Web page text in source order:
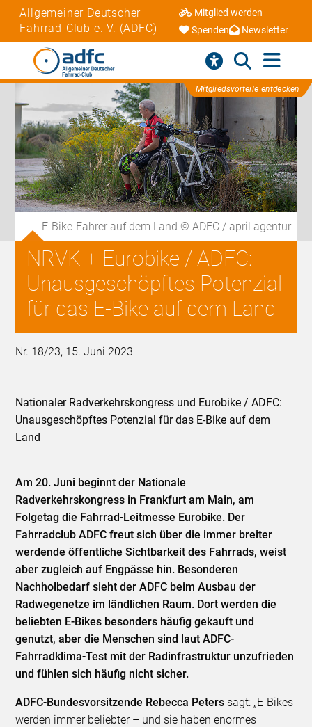
Allgemeiner Deutscher
Fahrrad-Club e. V. (ADFC)
Mitglied werden
Spenden
Newsletter
Mitgliedsvorteile entdecken
E-Bike-Fahrer auf dem Land © ADFC / april agentur
NRVK + Eurobike / ADFC:
Unausgeschöpftes Potenzial
für das E-Bike auf dem Land
Nr. 18/23, 15. Juni 2023
Nationaler Radverkehrskongress und Eurobike / ADFC:
Unausgeschöpftes Potenzial für das E-Bike auf dem
Land
Am 20. Juni beginnt der Nationale
Radverkehrskongress in Frankfurt am Main, am
Folgetag die Fahrrad-Leitmesse Eurobike. Der
Fahrradclub ADFC freut sich über die immer breiter
werdende öffentliche Sichtbarkeit des Fahrrads, weist
aber zugleich auf Engpässe hin. Besonderen
Nachholbedarf sieht der ADFC beim Ausbau der
Radwegenetze im ländlichen Raum. Dort werden die
beliebten E-Bikes besonders häufig gekauft und
genutzt, aber die Menschen sind laut ADFC-
Fahrradklima-Test mit der Radinfrastruktur unzufrieden
und fühlen sich häufig nicht sicher.
ADFC-Bundesvorsitzende Rebecca Peters sagt: „E-Bikes
werden immer beliebter – und sie haben enormes